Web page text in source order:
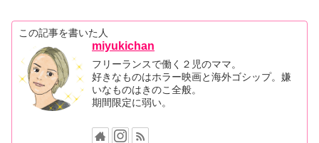
この記事を書いた人
miyukichan
フリーランスで働く２児のママ。
好きなものはホラー映画と海外ゴシップ。嫌
いなものはきのこ全般。
期間限定に弱い。